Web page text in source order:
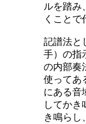
ルを踏み
くことで
記譜法と
手）の指
の内部奏
使ってあ
にある音
してかき
き鳴らし